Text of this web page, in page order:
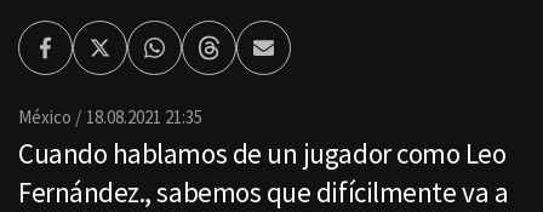
FacebookTwitterWhatsappThreadsEnviar
por
México 18.08.2021 21:35
Cuando hablamos de un jugador como Leo
Fernández., sabemos que difícilmente va a